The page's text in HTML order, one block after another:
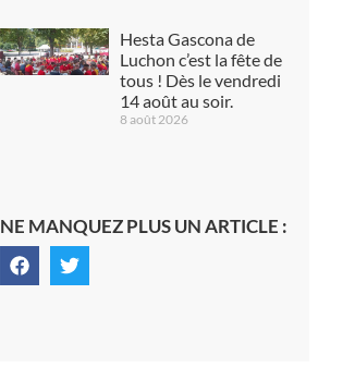
Hesta Gascona de
Luchon c’est la fête de
tous ! Dès le vendredi
14 août au soir.
8 août 2026
NE MANQUEZ PLUS UN ARTICLE :